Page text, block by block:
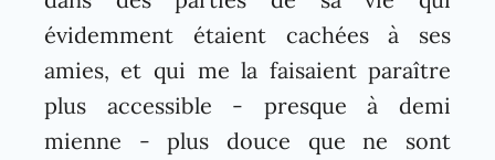
évidemment étaient cachées à ses
amies, et qui me la faisaient paraître
plus accessible - presque à demi
mienne - plus douce que ne sont